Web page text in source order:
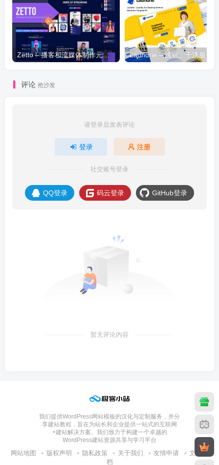
Zetto – 播客和流媒体制作元素模板套件
评论 抢沙发
请登录后发表评论
登录 注册
社交账号登录
QQ登录 码云登录 GitHub登录
暂无评论内容
我们提供WordPress网站模板的汉化与定制服务，并分
享建站教程，旨在为站长和企业提供一站式的互联网
+建站解决方案。我们致力于构建一个卓越的
WordPress建站资源共享与学习平台
网站地图 版权声明 隐私政策 关于我们 友情申请
文章归
档